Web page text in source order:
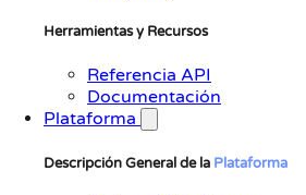
Herramientas y Recursos
Referencia API
Documentación
Plataforma
Descripción General de la Plataforma